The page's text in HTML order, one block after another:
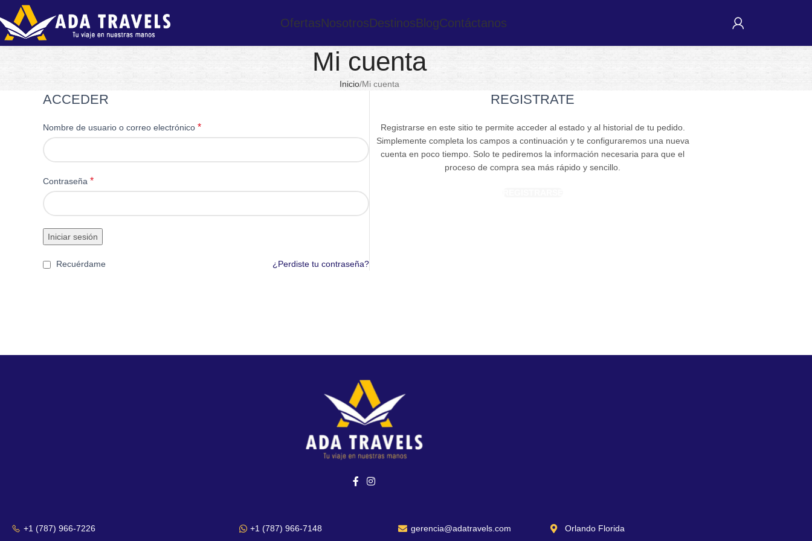
OfertasNosotrosDestinosBlogContáctanos
Mi cuenta
Inicio Mi cuenta
ACCEDER
Nombre de usuario o correo electrónico *
Contraseña *
Iniciar sesión
¿Perdiste tu contraseña?
Recuérdame
REGISTRATE
Registrarse en este sitio te permite acceder al estado y al historial de tu pedido.
Simplemente completa los campos a continuación y te configuraremos una nueva
cuenta en poco tiempo. Solo te pediremos la información necesaria para que el
proceso de compra sea más rápido y sencillo.
+1 (787) 966-7226 +1 (787) 966-7148 gerencia@adatravels.com Orlando Florida